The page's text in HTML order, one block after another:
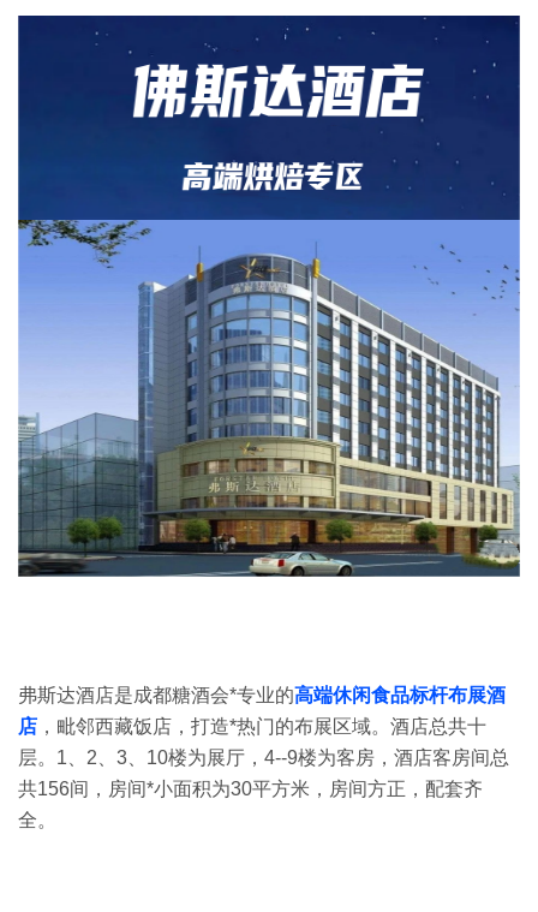
弗斯达酒店是成都糖酒会*专业的高端休闲食品标杆布展酒
店 ，毗邻西藏饭店，打造*热门的布展区域。酒店总共十
层。1、2、3、10楼为展厅，4--9楼为客房，酒店客房间总
共156间，房间*小面积为30平方米，房间方正，配套齐
全。